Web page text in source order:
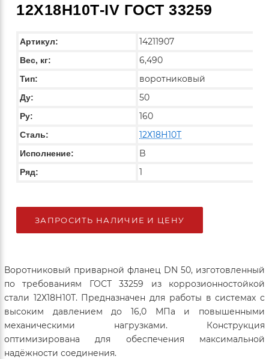
12Х18Н10Т-IV ГОСТ 33259
Артикул: 14211907
Вес, кг: 6,490
Тип: воротниковый
Ду: 50
Ру: 160
Сталь: 12Х18Н10Т
Исполнение: B
Ряд: 1
ЗАПРОСИТЬ НАЛИЧИЕ И ЦЕНУ
Воротниковый приварной фланец DN 50, изготовленный
по требованиям ГОСТ 33259 из коррозионностойкой
стали 12Х18Н10Т. Предназначен для работы в системах с
высоким давлением до 16,0 МПа и повышенными
механическими нагрузками. Конструкция
оптимизирована для обеспечения максимальной
надёжности соединения.